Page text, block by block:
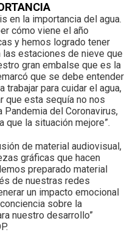
en la importancia del agua.
cómo viene el año
y hemos logrado tener
estaciones de nieve que
gran embalse que es la
que se debe entender
para cuidar el agua,
que esta sequía no nos
Pandemia del Coronavirus,
que la situación mejore”.
de material audiovisual,
gráficas que hacen
preparado material
de nuestras redes
un impacto emocional
sobre la
nuestro desarrollo”